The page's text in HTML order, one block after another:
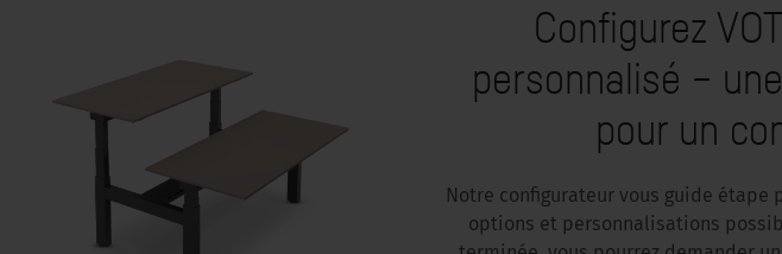
Configurez
personnalisé –
pour un
Notre configurateur vous guide
options et personnalisations